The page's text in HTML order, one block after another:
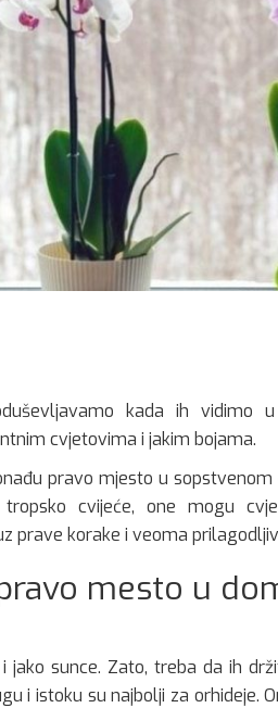
kada ih vidimo
cvjetovima i jakim bojama.
pravo mjesto u sopstvenom
cvijeće, one mogu
prave korake i veoma
mesto u
jako sunce. Zato, treba da ih
i istoku su najbolji za orhideje.